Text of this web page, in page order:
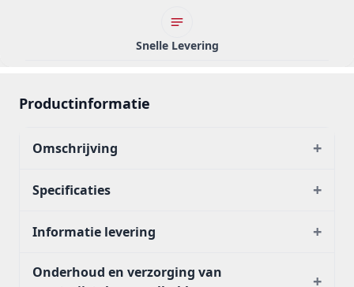
Snelle Levering
Productinformatie
Omschrijving +
Specificaties +
Informatie levering +
Onderhoud en verzorging van
+